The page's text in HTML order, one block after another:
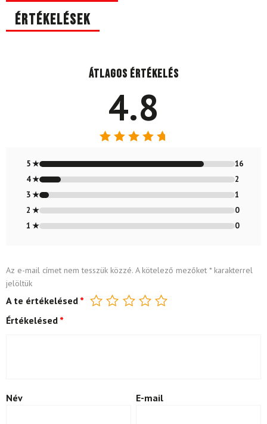
Értékelések
Átlagos értékelés
4.8
4.79/ 5
5 ★
16
4 ★
2
3 ★
1
2 ★
0
1 ★
0
Az e-mail címet nem tesszük közzé. A kötelező mezőket *karakterrel
jelöltük
A te értékelésed *
Értékelésed *
Név E-mail